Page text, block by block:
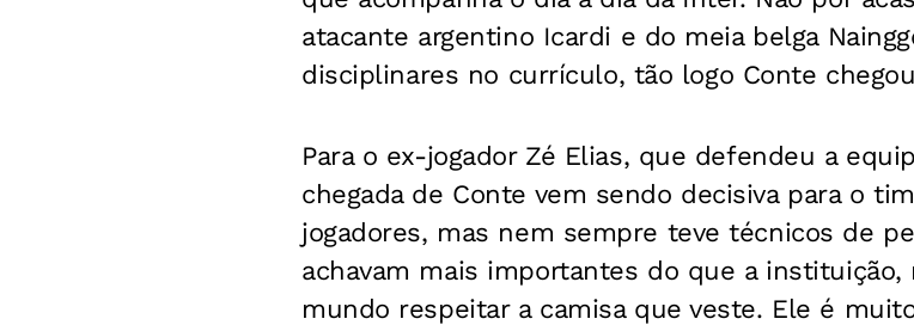
atacante argentino Icardi e do meia belga
disciplinares no currículo, tão logo Conte
Para o ex-jogador Zé Elias, que defendeu a
chegada de Conte vem sendo decisiva para o
jogadores, mas nem sempre teve técnicos de
achavam mais importantes do que a
mundo respeitar a camisa que veste. Ele é